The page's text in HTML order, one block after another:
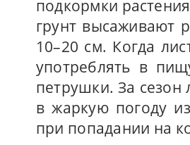
подкормки
грунт высаживают
10–20 см. Когда
употреблять в
петрушки. За сезон
в жаркую погоду
при попадании на